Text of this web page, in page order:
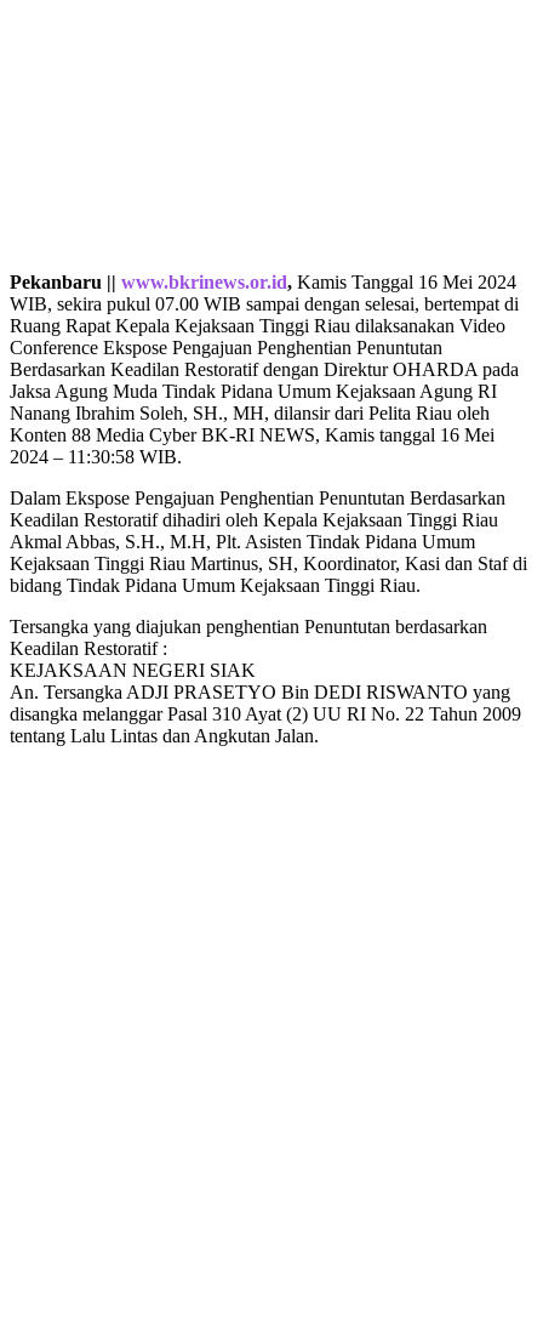
Pekanbaru || www.bkrinews.or.id, Kamis Tanggal 16 Mei 2024
WIB, sekira pukul 07.00 WIB sampai dengan selesai, bertempat di
Ruang Rapat Kepala Kejaksaan Tinggi Riau dilaksanakan Video
Conference Ekspose Pengajuan Penghentian Penuntutan
Berdasarkan Keadilan Restoratif dengan Direktur OHARDA pada
Jaksa Agung Muda Tindak Pidana Umum Kejaksaan Agung RI
Nanang Ibrahim Soleh, SH., MH, dilansir dari Pelita Riau oleh
Konten 88 Media Cyber BK-RI NEWS, Kamis tanggal 16 Mei
2024 – 11:30:58 WIB.
Dalam Ekspose Pengajuan Penghentian Penuntutan Berdasarkan
Keadilan Restoratif dihadiri oleh Kepala Kejaksaan Tinggi Riau
Akmal Abbas, S.H., M.H, Plt. Asisten Tindak Pidana Umum
Kejaksaan Tinggi Riau Martinus, SH, Koordinator, Kasi dan Staf di
bidang Tindak Pidana Umum Kejaksaan Tinggi Riau.
Tersangka yang diajukan penghentian Penuntutan berdasarkan
Keadilan Restoratif :
KEJAKSAAN NEGERI SIAK
An. Tersangka ADJI PRASETYO Bin DEDI RISWANTO yang
disangka melanggar Pasal 310 Ayat (2) UU RI No. 22 Tahun 2009
tentang Lalu Lintas dan Angkutan Jalan.